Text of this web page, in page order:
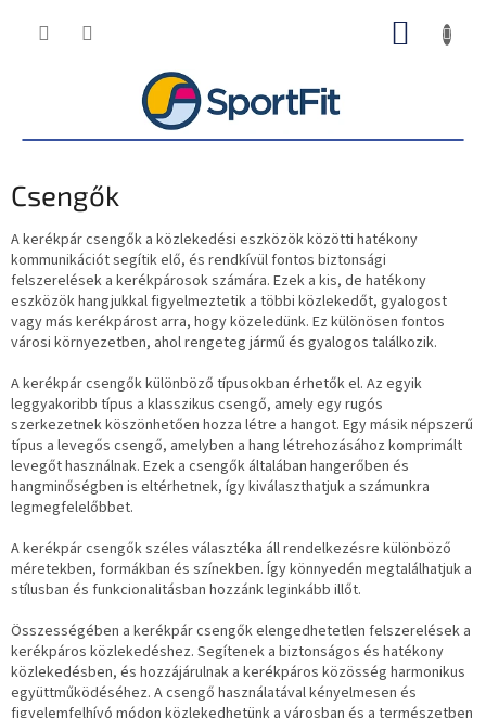
KOSÁR
Csengők
A kerékpár csengők a közlekedési eszközök közötti hatékony
kommunikációt segítik elő, és rendkívül fontos biztonsági
felszerelések a kerékpárosok számára. Ezek a kis, de hatékony
eszközök hangjukkal figyelmeztetik a többi közlekedőt, gyalogost
vagy más kerékpárost arra, hogy közeledünk. Ez különösen fontos
városi környezetben, ahol rengeteg jármű és gyalogos találkozik.
A kerékpár csengők különböző típusokban érhetők el. Az egyik
leggyakoribb típus a klasszikus csengő, amely egy rugós
szerkezetnek köszönhetően hozza létre a hangot. Egy másik népszerű
típus a levegős csengő, amelyben a hang létrehozásához komprimált
levegőt használnak. Ezek a csengők általában hangerőben és
hangminőségben is eltérhetnek, így kiválaszthatjuk a számunkra
legmegfelelőbbet.
A kerékpár csengők széles választéka áll rendelkezésre különböző
méretekben, formákban és színekben. Így könnyedén megtalálhatjuk a
stílusban és funkcionalitásban hozzánk leginkább illőt.
Összességében a kerékpár csengők elengedhetetlen felszerelések a
kerékpáros közlekedéshez. Segítenek a biztonságos és hatékony
közlekedésben, és hozzájárulnak a kerékpáros közösség harmonikus
együttműködéséhez. A csengő használatával kényelmesen és
figyelemfelhívó módon közlekedhetünk a városban és a természetben